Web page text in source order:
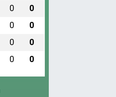
0 0
0 0
0 0
0 0